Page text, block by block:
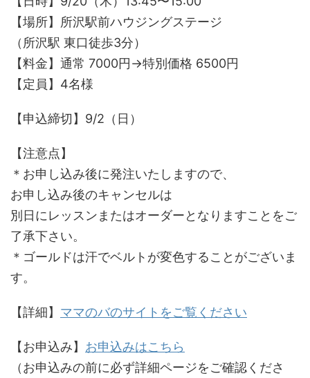
【場所】所沢駅前ハウジングステージ
（所沢駅 東口徒歩3分）
【料金】通常 7000円→特別価格 6500円
【定員】4名様
【申込締切】9/2（日）
【注意点】
＊お申し込み後に発注いたしますので、
お申し込み後のキャンセルは
別日にレッスンまたはオーダーとなりますことをご
了承下さい。
＊ゴールドは汗でベルトが変色することがございま
す。
【詳細】 ママのバのサイトをご覧ください
【お申込み】 お申込みはこちら
（お申込みの前に必ず詳細ページをご確認くださ